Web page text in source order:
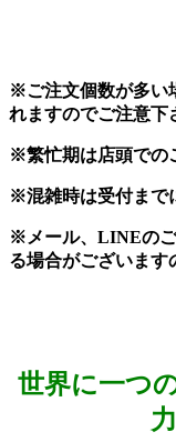
※ご注文個数が多い
れますのでご注意下
※繁忙期は店頭での
※混雑時は受付まで
※メール、LINEの
る場合がございます
世界に一つ